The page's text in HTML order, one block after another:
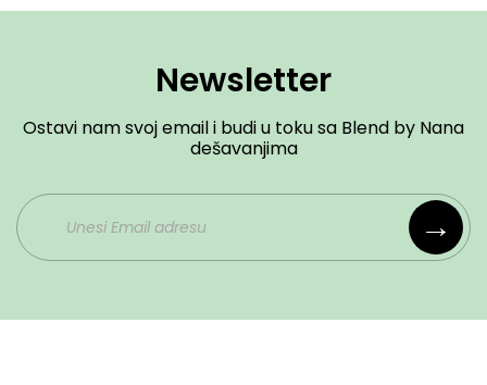
Newsletter
Ostavi nam svoj email i budi u toku sa Blend by Nana
dešavanjima
→